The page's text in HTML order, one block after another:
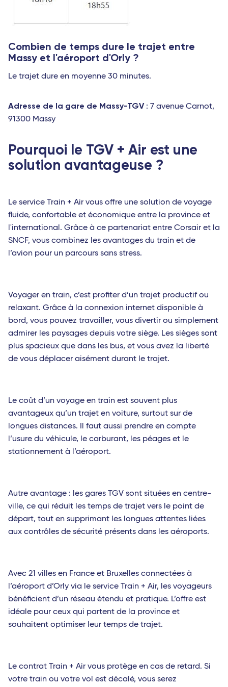
Combien de temps dure le trajet entre
Massy et l'aéroport d'Orly ?
Le trajet dure en moyenne 30 minutes.
Adresse de la gare de Massy-TGV : 7 avenue Carnot,
91300 Massy
Pourquoi le TGV + Air est une
solution avantageuse ?
Le service Train + Air vous offre une solution de voyage
fluide, confortable et économique entre la province et
l'international. Grâce à ce partenariat entre Corsair et la
SNCF, vous combinez les avantages du train et de
l’avion pour un parcours sans stress.
Voyager en train, c’est profiter d’un trajet productif ou
relaxant. Grâce à la connexion internet disponible à
bord, vous pouvez travailler, vous divertir ou simplement
admirer les paysages depuis votre siège. Les sièges sont
plus spacieux que dans les bus, et vous avez la liberté
de vous déplacer aisément durant le trajet.
Le coût d’un voyage en train est souvent plus
avantageux qu’un trajet en voiture, surtout sur de
longues distances. Il faut aussi prendre en compte
l’usure du véhicule, le carburant, les péages et le
stationnement à l’aéroport.
Autre avantage : les gares TGV sont situées en centre-
ville, ce qui réduit les temps de trajet vers le point de
départ, tout en supprimant les longues attentes liées
aux contrôles de sécurité présents dans les aéroports.
Avec 21 villes en France et Bruxelles connectées à
l’aéroport d’Orly via le service Train + Air, les voyageurs
bénéficient d’un réseau étendu et pratique. L’offre est
idéale pour ceux qui partent de la province et
souhaitent optimiser leur temps de trajet.
Le contrat Train + Air vous protège en cas de retard. Si
votre train ou votre vol est décalé, vous serez